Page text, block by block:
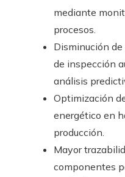
mediante
procesos.
Disminución
de inspección
análisis
Optimización
energético en
producción.
Mayor
componentes